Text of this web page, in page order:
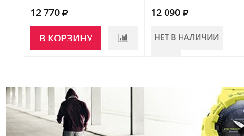
12 770
В КОРЗИНУ
12 090
НЕТ В НАЛИЧИИ